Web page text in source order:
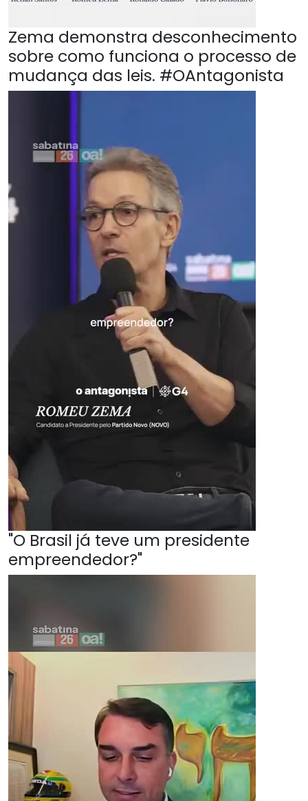
Zema demonstra desconhecimento
sobre como funciona o processo de
mudança das leis. #OAntagonista
"O Brasil já teve um presidente
empreendedor?"